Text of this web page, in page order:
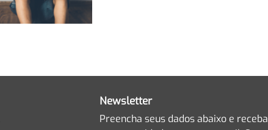
Newsletter
Preencha seus dados abaixo e receba